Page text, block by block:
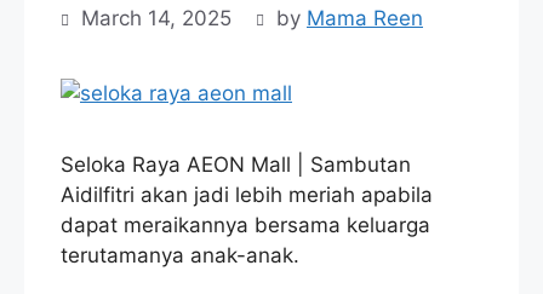
March 14, 2025 by Mama Reen
Seloka Raya AEON Mall | Sambutan
Aidilfitri akan jadi lebih meriah apabila
dapat meraikannya bersama keluarga
terutamanya anak-anak.